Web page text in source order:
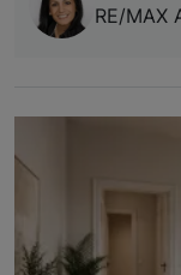
RE/MAX